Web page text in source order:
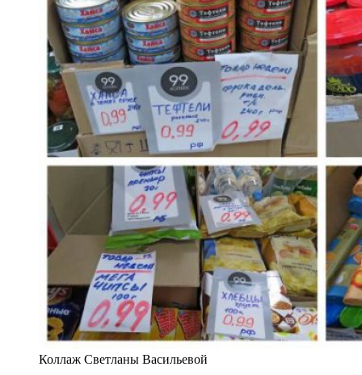
Коллаж Светланы Васильевой